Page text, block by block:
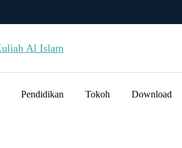
Pendidikan Tokoh Download